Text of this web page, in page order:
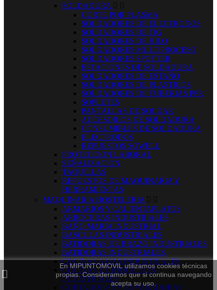
En MIPUNTOMOVIL utilizamos cookies técnicas
propias. Consideramos que si continua navegando
acepta su uso.
SOLDADURA  
CORTE POR PLASMA
SOLDADORES DE ELECTRODOS
SOLDADORES DE TIG
SOLDADORES DE HILO
SOLDADORES MULTIPROCESO
SOLDADORES SPOTTER
ESTACIONES DE SOLDADURA
SOLDADORES DE ESTAÑO
SOLDADORES DE PLASTICOS
SOLDADORES DE TUBERIAS PPR
SOPLETES
PANTALLAS DE SOLDAR
ACCESORIOS DE SOLDADURA
CONSUMIBLES DE SOLDADURA
ELECTRODOS
REPUESTOS SOWELL
PROTECCION LABORAL
SEÑALIZACION
TAQUILLAS
REPUESTOS DE MAQUINARIA Y
HERRAMIENTAS
MAQUINARIA HOSTELERIA  
ARMARIOS Y CALIENTAPLATOS
ARROCERAS INDUSTRIALES
BAÑO MARIA INDUSTRIAL
BASCULAS INDUSTRIALES
BATIDORAS DE BRAZO INDUSTRIALES
BATIDORAS INDUSTRIALES
COCINAS A GAS INDUSTRIALES
COCINAS DE INDUCCION
INDUSTRIALES
CORTADORAS Y ENVASADORAS